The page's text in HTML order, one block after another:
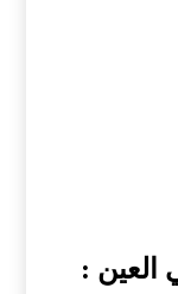
: